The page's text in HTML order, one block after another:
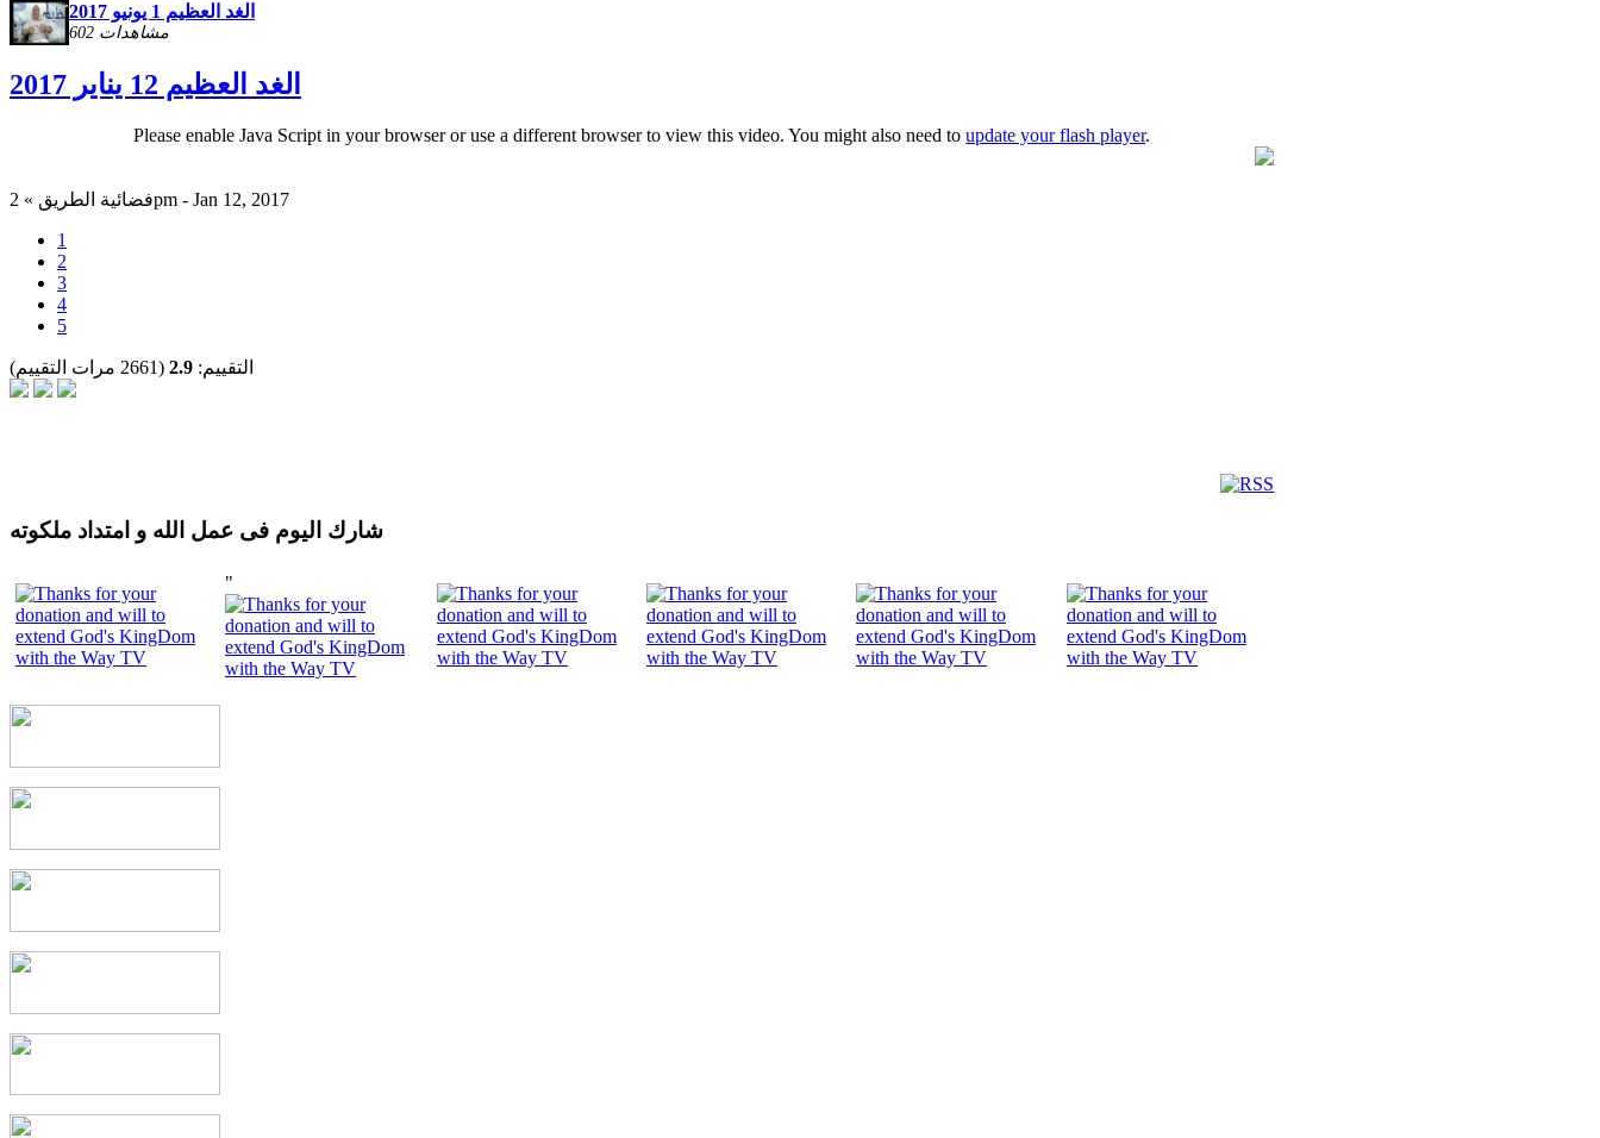
الغد العظيم 1 يونيو 2017
602 مشاهدات
الغد العظيم 12 يناير 2017
Please enable Java Script in your browser or use a different browser to view this video. You might also need toupdate your flash player.
فضائية الطريق » 2pm - Jan 12, 2017
1
2
3
4
5
التقييم: 2.9 (2661 مرات التقييم)
شارك اليوم فى عمل الله و امتداد ملكوته
"